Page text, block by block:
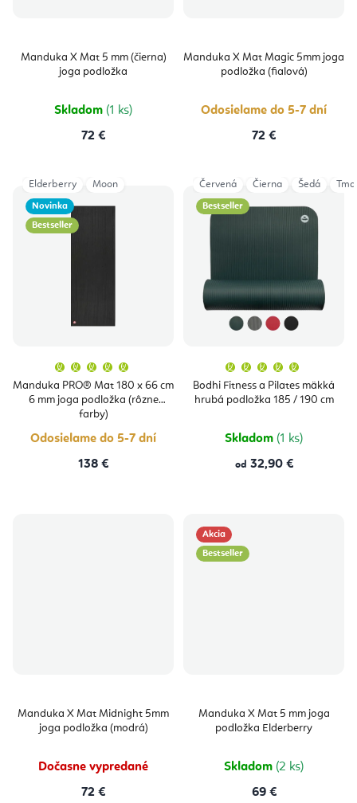
Manduka X Mat 5 mm (čierna)
joga podložka
Skladom (1 ks)
72 €
Manduka X Mat Magic 5mm joga
podložka (fialová)
Odosielame do 5-7 dní
72 €
Novinka
Bestseller
Manduka PRO® Mat 180 x 66 cm
6 mm joga podložka (rôzne
farby)
produktu
je
5,0
hviezdičiek.
Odosielame do 5-7 dní
138 €
Elderberry Moon
Bestseller
Bodhi Fitness a Pilates mäkká
hrubá podložka 185 / 190 cm
produktu
je
5,0
Skladom (1 ks)
od 32,90 €
Červená Čierna Šedá
Manduka X Mat Midnight 5mm
joga podložka (modrá)
Dočasne vypredané
72 €
Akcia
Bestseller
Manduka X Mat 5 mm joga
podložka Elderberry
Skladom (2 ks)
69 €